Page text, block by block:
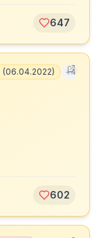
647
(06.04.2022) +4
602